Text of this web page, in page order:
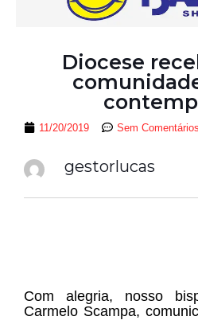
Diocese
11/20/2019 Sem Comentários
gestorlucas
Com alegria, nosso
Carmelo Scampa,